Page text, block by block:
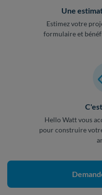
Une
Estimez votre
formulaire et
Hello Watt vous
pour construire